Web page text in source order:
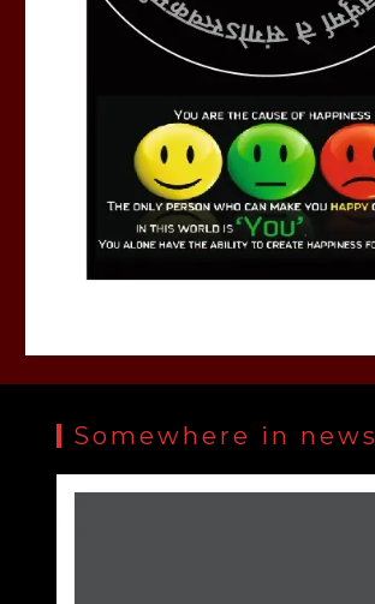
Somewhere in news